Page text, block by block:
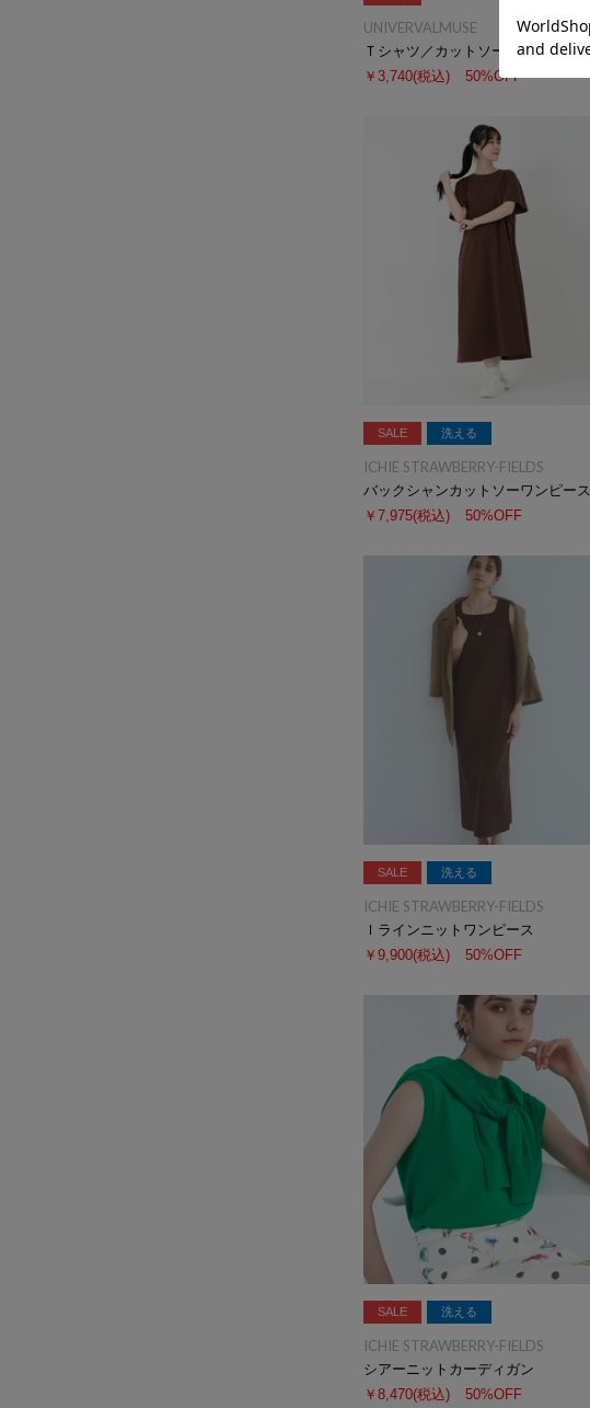
UNIVERVALMUSE
Ｔシャツ／カットソー
￥3,740(税込) 50%OFF
SALE 洗える
ICHIE STRAWBERRY-FIELDS
バックシャンカットソーワンピース
￥7,975(税込) 50%OFF
SALE 洗える
ICHIE STRAWBERRY-FIELDS
Ｉラインニットワンピース
￥9,900(税込) 50%OFF
SALE 洗える
ICHIE STRAWBERRY-FIELDS
シアーニットカーディガン
￥8,470(税込) 50%OFF